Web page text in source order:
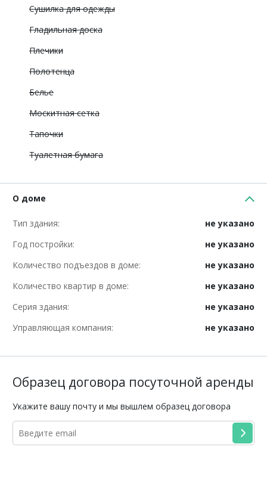
Сушилка для одежды
Гладильная доска
Плечики
Полотенца
Белье
Москитная сетка
Тапочки
Туалетная бумага
О доме
Тип здания:
не указано
Год постройки:
не указано
Количество подъездов в доме:
не указано
Количество квартир в доме:
не указано
Серия здания:
не указано
Управляющая компания:
не указано
Образец договора посуточной аренды
Укажите вашу почту и мы вышлем образец договора